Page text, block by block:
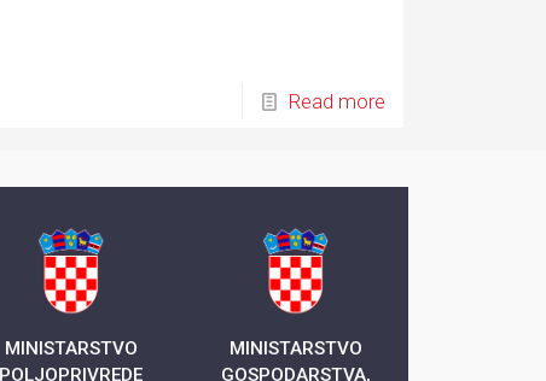
Read more
MINISTARSTVO
POLJOPRIVREDE
MINISTARSTVO
GOSPODARSTVA,